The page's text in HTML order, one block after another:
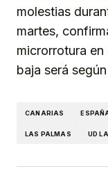
molestias
martes,
microrrotura
baja será
CANARIAS
LAS PALMAS UD